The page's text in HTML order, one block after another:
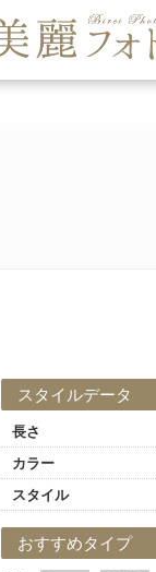
スタイルデータ
長さ
カラー
スタイル
おすすめタイプ